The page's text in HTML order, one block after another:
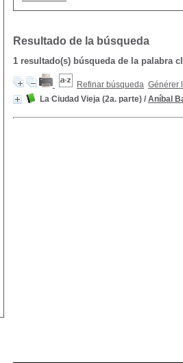
Resultado de la búsqueda
1 resultado(s) búsqueda de la palabra
Refinar búsqueda Générer
La Ciudad Vieja (2a. parte) / Aníbal